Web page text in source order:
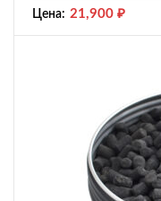
Цена: 21,900 ₽